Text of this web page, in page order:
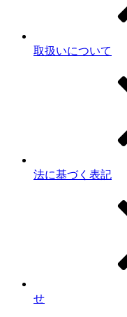
取扱いについて
法に基づく表記
せ